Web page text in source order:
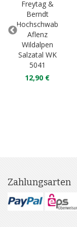
Freytag &
Berndt
Hochschwab
Aflenz
Wildalpen
Salzatal WK
5041
12,90 €
Zahlungsarten